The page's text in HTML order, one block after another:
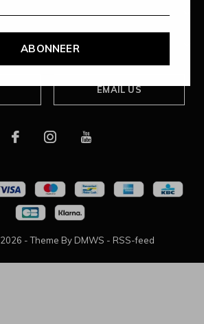
ABONNEER
EMAIL US
2026 - Theme By DMWS - RSS-feed